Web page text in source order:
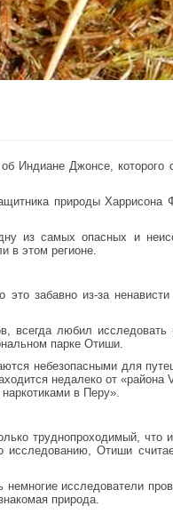
Индиане Джонсе, которого
природы Харрисона
из самых опасных и
в этом регионе.
забавно из-за ненависти
всегда любил исследовать
парке Отиши.
небезопасными для
недалеко от «района
в Перу».
труднопроходимый, что
исследованию, Отиши
исследователи
природа.